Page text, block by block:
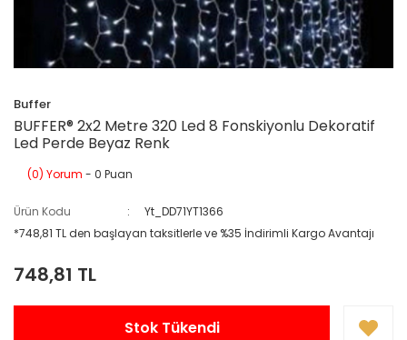
Buffer
BUFFER® 2x2 Metre 320 Led 8 Fonskiyonlu Dekoratif
Led Perde Beyaz Renk
(0) Yorum - 0 Puan
Ürün Kodu
Yt_DD71YT1366
*748,81 TL den başlayan taksitlerle ve %35 İndirimli Kargo Avantajı
748,81 TL
Stok Tükendi